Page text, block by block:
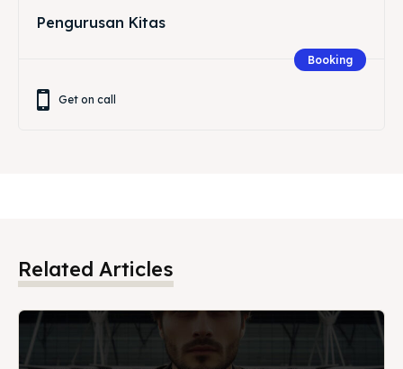
Pengurusan Kitas
Booking
Get on call
Related Articles